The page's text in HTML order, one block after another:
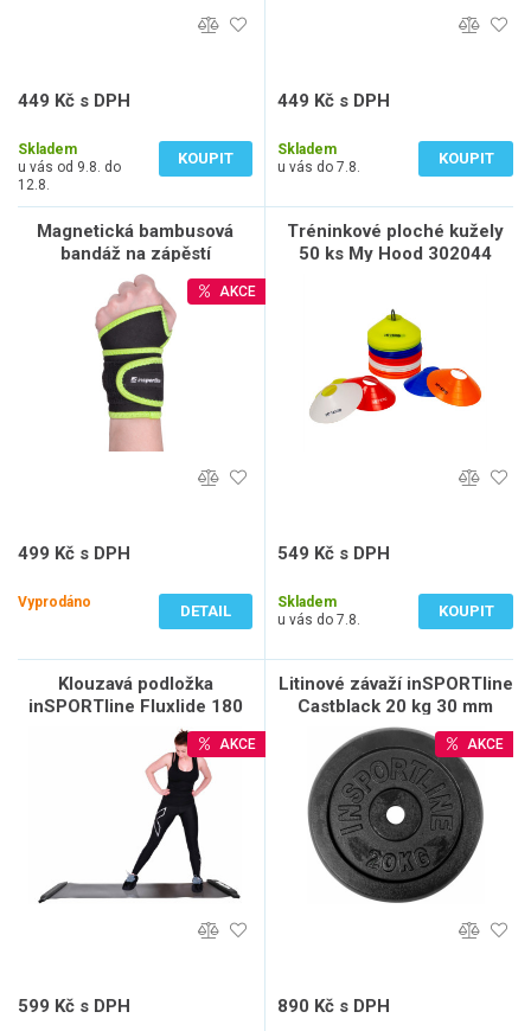
449 Kč s DPH
Skladem
u vás od 9.8. do
12.8.
KOUPIT
449 Kč s DPH
Skladem
u vás do 7.8.
KOUPIT
Magnetická bambusová
bandáž na zápěstí
inSPORTline
AKCE
499 Kč s DPH
Vyprodáno
DETAIL
Tréninkové ploché kužely
50 ks My Hood 302044
549 Kč s DPH
Skladem
u vás do 7.8.
KOUPIT
Klouzavá podložka
inSPORTline Fluxlide 180
AKCE
599 Kč s DPH
Litinové závaží inSPORTline
Castblack 20 kg 30 mm
AKCE
890 Kč s DPH